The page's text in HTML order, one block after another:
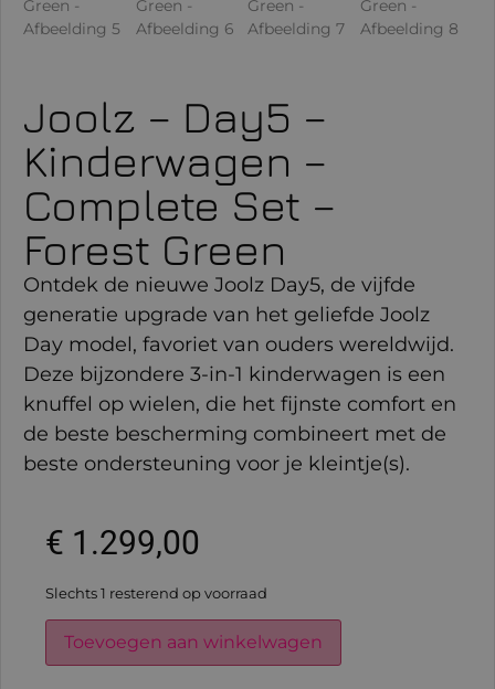
Joolz – Day5 –
Kinderwagen –
Complete Set –
Forest Green
Ontdek de nieuwe Joolz Day5, de vijfde
generatie upgrade van het geliefde Joolz
Day model, favoriet van ouders wereldwijd.
Deze bijzondere 3-in-1 kinderwagen is een
knuffel op wielen, die het fijnste comfort en
de beste bescherming combineert met de
beste ondersteuning voor je kleintje(s).
€ 1.299,00
Slechts 1 resterend op voorraad
Toevoegen aan winkelwagen